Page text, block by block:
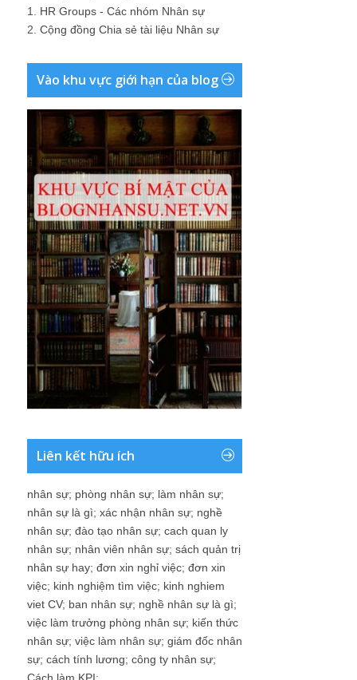
1. HR Groups - Các nhóm Nhân sự
2. Cộng đồng Chia sẻ tài liệu Nhân sự
Vào khu vực giới hạn của blog
Liên kết hữu ích
nhân sự; phòng nhân sự; làm nhân sự;
nhân sự là gì; xác nhận nhân sự; nghề
nhân sự; đào tạo nhân sự; cach quan ly
nhân sự; nhân viên nhân sự; sách quản trị
nhân sự hay; đơn xin nghỉ việc; đơn xin
việc; kinh nghiệm tìm việc; kinh nghiem
viet CV; ban nhân sự; nghề nhân sự là gì;
việc làm trưởng phòng nhân sự; kiến thức
nhân sự; việc làm nhân sự; giám đốc nhân
sự; cách tính lương; công ty nhân sự;